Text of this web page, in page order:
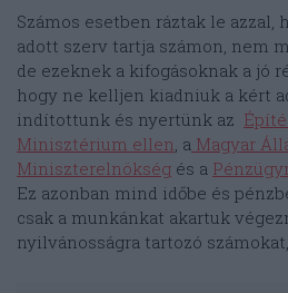
Számos esetben ráztak le azzal,
adott szerv tartja számon, nem
de ezeknek a kifogásoknak a jó
hogy ne kelljen kiadniuk a kért
indítottunk és nyertünk az
Minisztérium ellen, a Magyar
Miniszterelnökség és a
Ez azonban mind időbe és
csak a munkánkat akartuk
nyilvánosságra tartozó